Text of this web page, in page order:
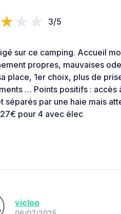
3/5
sur ce camping. Accueil
propres, mauvaises
place, 1er choix, plus de
… Points positifs :
séparés par une haie mais
pour 4 avec élec
vicloo